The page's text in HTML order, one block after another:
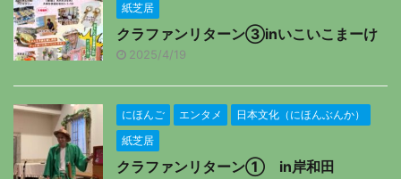
紙芝居
クラファンリターン③inいこいこまーけ
2025/4/19
にほんご エンタメ
日本文化（にほんぶんか）
紙芝居
クラファンリターン① in岸和田